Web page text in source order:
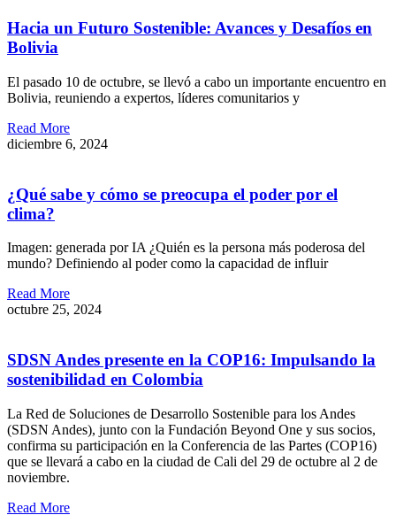
Hacia un Futuro Sostenible: Avances y Desafíos en
Bolivia
El pasado 10 de octubre, se llevó a cabo un importante encuentro en
Bolivia, reuniendo a expertos, líderes comunitarios y
Read More
diciembre 6, 2024
¿Qué sabe y cómo se preocupa el poder por el
clima?
Imagen: generada por IA ¿Quién es la persona más poderosa del
mundo? Definiendo al poder como la capacidad de influir
Read More
octubre 25, 2024
SDSN Andes presente en la COP16: Impulsando la
sostenibilidad en Colombia
La Red de Soluciones de Desarrollo Sostenible para los Andes
(SDSN Andes), junto con la Fundación Beyond One y sus socios,
confirma su participación en la Conferencia de las Partes (COP16)
que se llevará a cabo en la ciudad de Cali del 29 de octubre al 2 de
noviembre.
Read More